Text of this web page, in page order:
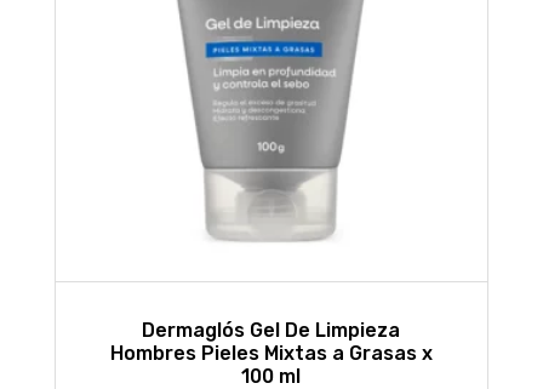
Dermaglós Gel De Limpieza
Hombres Pieles Mixtas a Grasas x
100 ml